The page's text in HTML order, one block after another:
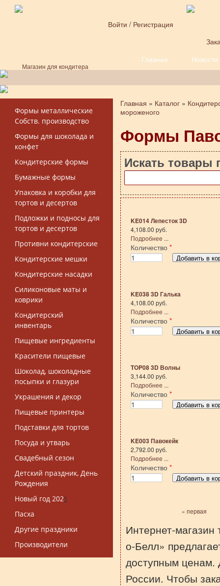
Перейти к основному содержанию
Магазин для кондитера
Войти / Регистрация
Главная
Новости
Форма поиска
Формы металлические
Собств. производство
Формы для шоколада и
конфет
Кондитерские формы
Бумажные формы
Упаковка и коробки для
тортов и десертов
Подложки и подносы для
тортов и десертов
Противни кондитерские
Кондитерские мешки
Кондитерские насадки
Силиконовые маты и
коврики
Кондитерский
инвентарь
Пищевые ингредиенты
Красители пищевые
Шоколад, шоколадные
посыпки и глазури
Украшения и декор
Пищевые принтеры
Подставки для тортов
Посуда и утварь
Свадебный сезон
Детский праздник, День
Рождения
Новый год 2025
Пасха
Другие праздники
Производители
Вы здесь
Главная » Каталог »
мороженого
Формы
Искать товары
KE014 Лепесток 3D
4,108.00 руб.
Подробнее ...
Количество *
KE038 3D Галька
4,108.00 руб.
Подробнее ...
Количество *
TOP08 3D Волны
3,144.00 руб.
Подробнее ...
Количество *
KE003 Павокейк
2,792.00 руб.
Подробнее ...
Количество *
« первая
Интернет-магазин
о-Белл»
доступным ценам.
России. Чтобы